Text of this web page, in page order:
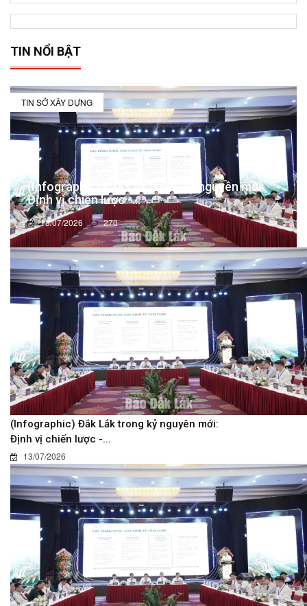
TIN NỔI BẬT
TIN SỞ XÂY DỰNG
(Infographic) Đắk Lắk trong kỷ nguyên mới:
Định vị chiến lược -...
13/07/2026 270
(Infographic) Đắk Lắk trong kỷ nguyên mới:
Định vị chiến lược -...
13/07/2026